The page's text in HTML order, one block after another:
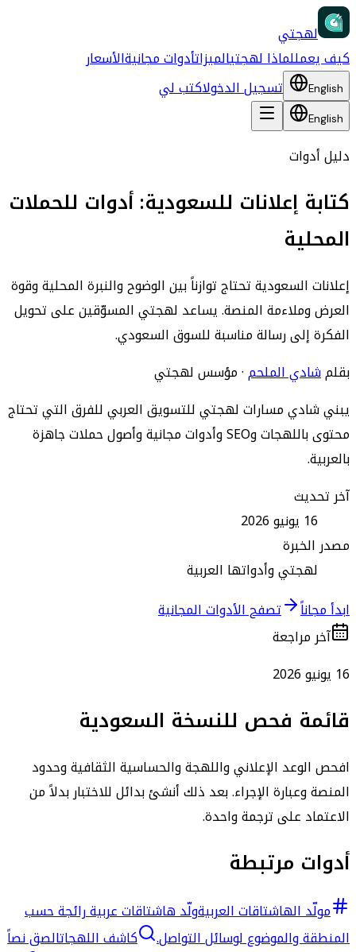
لهجتي
كيف يعمللماذا لهجتيالميزاتأدوات مجانيةالأسعار
English تسجيل الدخولاكتب لي
English
دليل أدوات
كتابة إعلانات للسعودية: أدوات للحملات
المحلية
إعلانات السعودية تحتاج توازناً بين الوضوح والنبرة المحلية وقوة
العرض وملاءمة المنصة. يساعد لهجتي المسوّقين على تحويل
الفكرة إلى رسالة مناسبة للسوق السعودي.
بقلمشادي الملحم·مؤسس لهجتي
يبني شادي مسارات لهجتي للتسويق العربي للفرق التي تحتاج
محتوى باللهجات وSEO وأدوات مجانية وأصول حملات جاهزة
بالعربية.
آخر تحديث
16 يونيو 2026
مصدر الخبرة
لهجتي وأدواتها العربية
ابدأ مجاناً
تصفح الأدوات المجانية
آخر مراجعة
16 يونيو 2026
قائمة فحص للنسخة السعودية
افحص الوعد الإعلاني واللهجة والحساسية الثقافية وحدود
المنصة وعبارة الإجراء. بعد ذلك أنشئ بدائل للاختبار بدلاً من
الاعتماد على ترجمة واحدة.
أدوات مرتبطة
مولّد الهاشتاقات العربيةولّد هاشتاقات عربية رائجة حسب
المنطقة والموضوع لوسائل التواصل.
كاشف اللهجاتالصق نصاً